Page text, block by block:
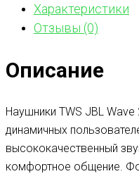
Характеристики
Отзывы (0)
Описание
Наушники TWS JBL
динамичных
высококачественный
комфортное общение.